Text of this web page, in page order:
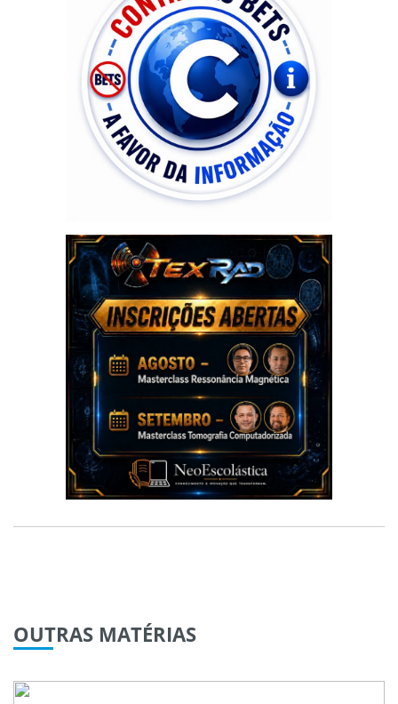
OUTRAS MATÉRIAS